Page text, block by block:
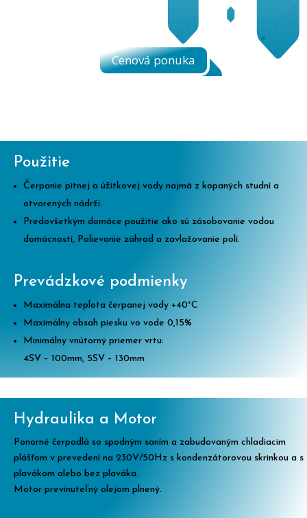
Cenová ponuka
Použitie
Čerpanie pitnej a úžitkovej vody najmä z kopaných studní a
otvorených nádrží.
Predovšetkým domáce použitie ako sú zásobovanie vodou
domácností, Polievanie záhrad a zavlažovanie polí.
Prevádzkové podmienky
Maximálna teplota čerpanej vody +40°C
Maximálny obsah piesku vo vode 0,15%
Minimálny vnútorný priemer vrtu:
4SV – 100mm, 5SV – 130mm
Hydraulika a Motor
Ponorné čerpadlá so spodným saním a zabudovaným chladiacim
plášťom v prevedení na 230V/50Hz s kondenzátorovou skrinkou a s
plavákom alebo bez plaváka.
Motor previnuteľný olejom plnený.